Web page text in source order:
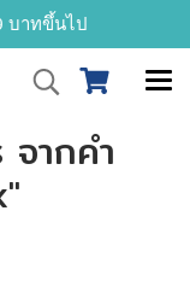
บาทขึ้นไป
ากคำ